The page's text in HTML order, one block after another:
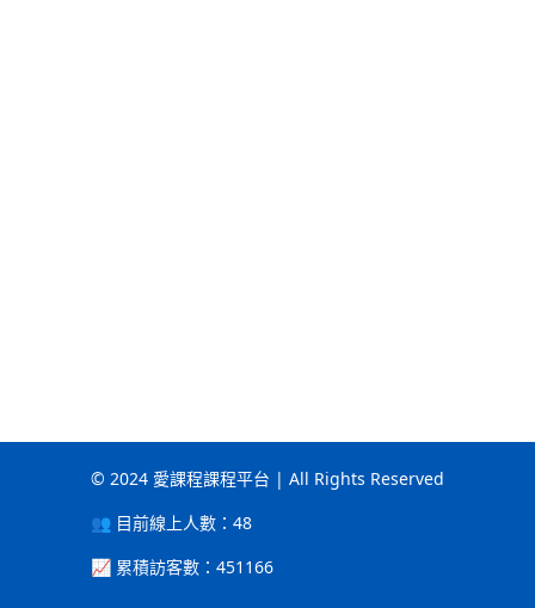
© 2024 愛課程課程平台 | All Rights Reserved
👥 目前線上人數： 48
📈 累積訪客數： 451166